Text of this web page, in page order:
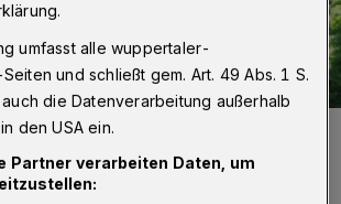
umfasst alle wuppertaler-
und schließt gem. Art. 49 Abs. 1 S.
auch die Datenverarbeitung außerhalb
den USA ein.
Partner verarbeiten Daten, um